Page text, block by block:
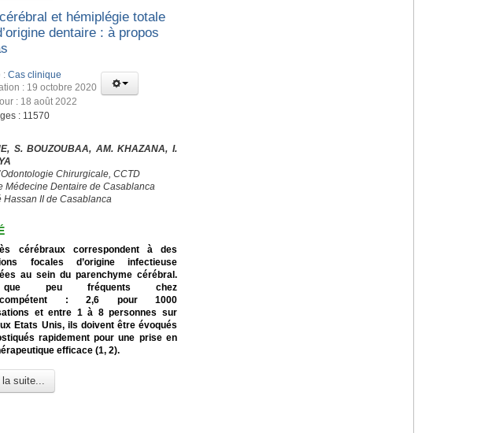
et hémiplégie totale
dentaire : à propos
:Cas clinique
: 19 octobre 2020
: 18 août 2022
: 11570
S. BOUZOUBAA, AM. KHAZANA, I.
Chirurgicale, CCTD
Médecine Dentaire de Casablanca
Hassan II de Casablanca
cérébraux correspondent à des
focales d’origine infectieuse
au sein du parenchyme cérébral.
peu fréquents chez
: 2,6 pour 1000
et entre 1 à 8 personnes sur
Etats Unis, ils doivent être évoqués
rapidement pour une prise en
efficace (1, 2).
la suite...